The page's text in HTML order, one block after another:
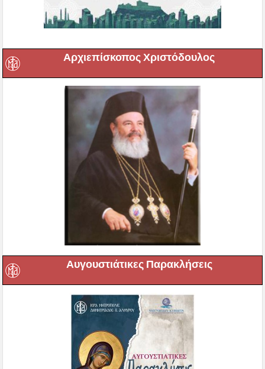
Αρχιεπίσκοπος Χριστόδουλος
Αυγουστιάτικες Παρακλήσεις